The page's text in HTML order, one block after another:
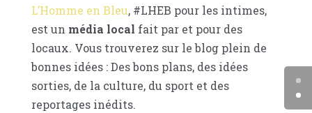
L’Homme en Bleu, #LHEB pour les intimes,
est un média local fait par et pour des
locaux. Vous trouverez sur le blog plein de
bonnes idées : Des bons plans, des idées
sorties, de la culture, du sport et des
reportages inédits.